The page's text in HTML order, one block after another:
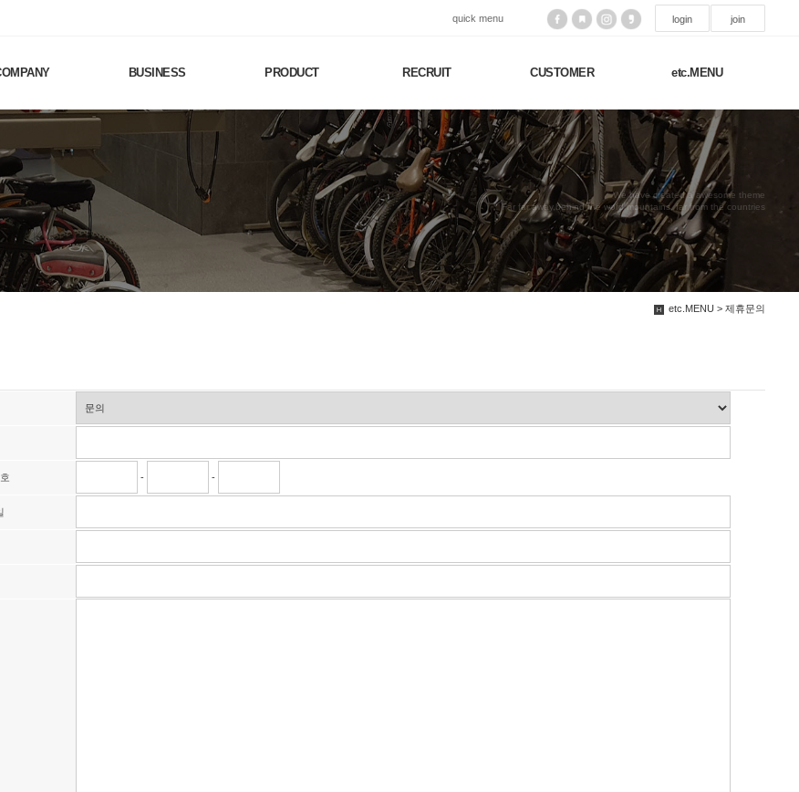
quick menu login join
BUSINESS PRODUCT RECRUIT CUSTOMER etc.MENU
We have created a awesome theme
Far far away,behind the word mountains, far from the countries
etc.MENU > 제휴문의
- -